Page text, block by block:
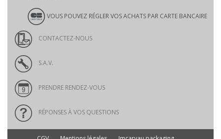
VOUS POUVEZ RÉGLER VOS ACHATS PAR CARTE BANCAIRE
CONTACTEZ-NOUS
S.A.V.
PRENDRE RENDEZ-VOUS
RÉPONSES À VOS QUESTIONS